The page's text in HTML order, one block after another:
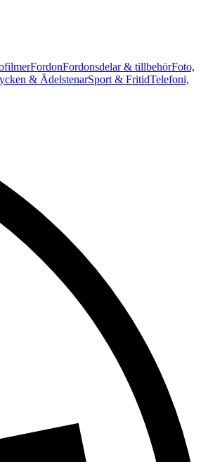
FordonFordonsdelar & tillbehörFoto,
& ÄdelstenarSport & FritidTelefoni,